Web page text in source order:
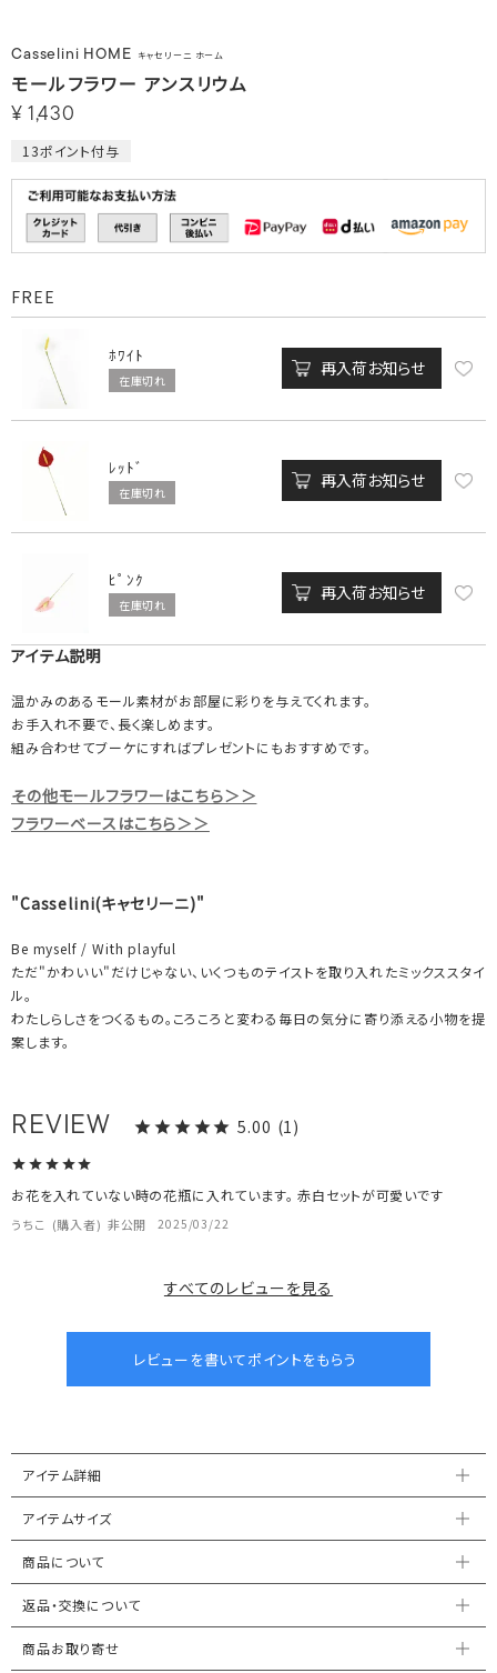
Casselini HOME キャセリーニ ホーム
モールフラワー アンスリウム
¥ 1,430
13ポイント付与
FREE
ﾎﾜｲﾄ
在庫切れ
再入荷お知らせ
ﾚｯﾄﾞ
在庫切れ
再入荷お知らせ
ﾋﾟﾝｸ
在庫切れ
再入荷お知らせ
アイテム説明
温かみのあるモール素材がお部屋に彩りを与えてくれます。
お手入れ不要で、長く楽しめます。
組み合わせてブーケにすればプレゼントにもおすすめです。
その他モールフラワーはこちら＞＞
フラワーベースはこちら＞＞
"Casselini(キャセリーニ)"
Be myself / With playful
ただ"かわいい"だけじゃない、いくつものテイストを取り入れたミックススタイ
ル。
わたしらしさをつくるもの。ころころと変わる毎日の気分に寄り添える小物を提
案します。
5.00 1
うちこ 購入者 非公開 2025/03/22
お花を入れていない時の花瓶に入れています。 赤白セットが可愛いです
すべてのレビューを見る
アイテム詳細
アイテムサイズ
商品について
返品・交換について
商品お取り寄せ